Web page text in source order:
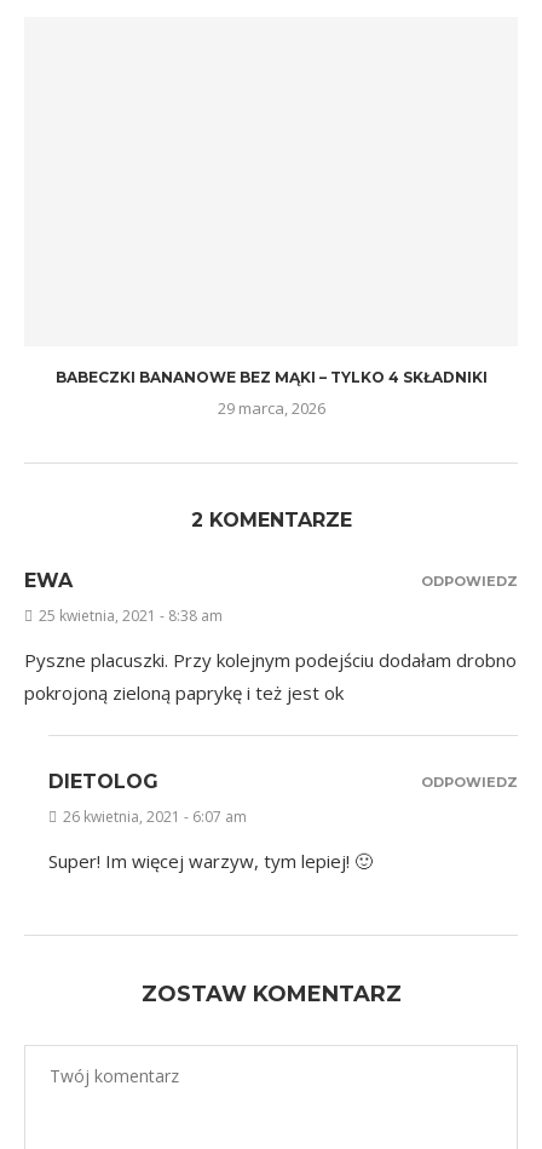
BABECZKI BANANOWE BEZ MĄKI – TYLKO 4 SKŁADNIKI
29 marca, 2026
2 KOMENTARZE
EWA
25 kwietnia, 2021 - 8:38 am
Pyszne placuszki. Przy kolejnym podejściu dodałam drobno
pokrojoną zieloną paprykę i też jest ok
ODPOWIEDZ
DIETOLOG
26 kwietnia, 2021 - 6:07 am
Super! Im więcej warzyw, tym lepiej! 🙂
ODPOWIEDZ
ZOSTAW KOMENTARZ